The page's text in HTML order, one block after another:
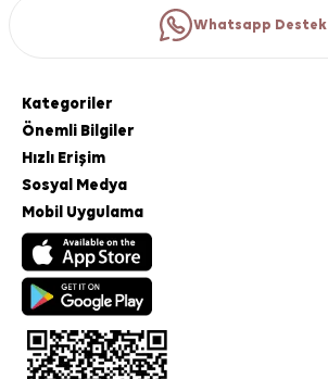
Whatsapp Destek
Kategoriler
Önemli Bilgiler
Hızlı Erişim
Sosyal Medya
Mobil Uygulama